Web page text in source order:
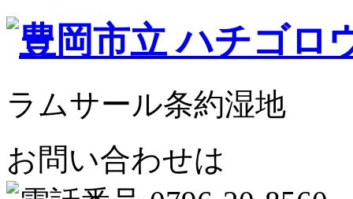
ラムサール条約湿地
お問い合わせは